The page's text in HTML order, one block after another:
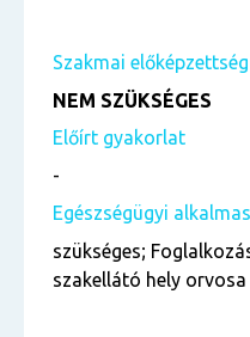
Szakmai előképzettség
NEM SZÜKSÉGES
Előírt gyakorlat
-
Egészségügyi
szükséges;
szakellátó hely